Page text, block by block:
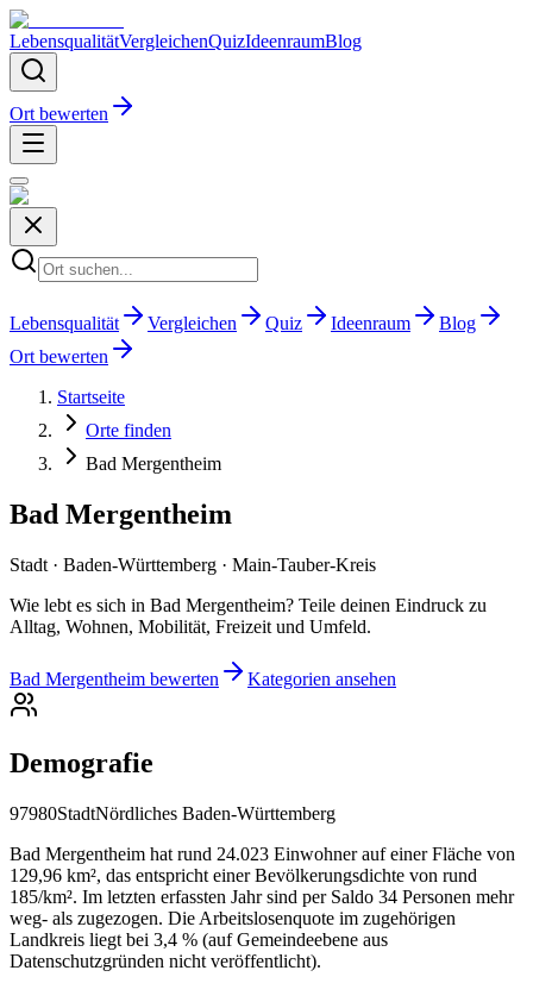
LebensqualitätVergleichenQuizIdeenraumBlog
Ort bewerten
Lebensqualität Vergleichen Quiz Ideenraum
Blog
Ort bewerten
Startseite
Orte finden
Bad Mergentheim
Bad Mergentheim
Stadt · Baden-Württemberg · Main-Tauber-Kreis
Wie lebt es sich in Bad Mergentheim? Teile deinen Eindruck zu
Alltag, Wohnen, Mobilität, Freizeit und Umfeld.
Bad Mergentheim bewerten Kategorien ansehen
Demografie
97980StadtNördliches Baden-Württemberg
Bad Mergentheim hat rund 24.023 Einwohner auf einer Fläche von
129,96 km², das entspricht einer Bevölkerungsdichte von rund
185/km². Im letzten erfassten Jahr sind per Saldo 34 Personen mehr
weg- als zugezogen. Die Arbeitslosenquote im zugehörigen
Landkreis liegt bei 3,4 % (auf Gemeindeebene aus
Datenschutzgründen nicht veröffentlicht).